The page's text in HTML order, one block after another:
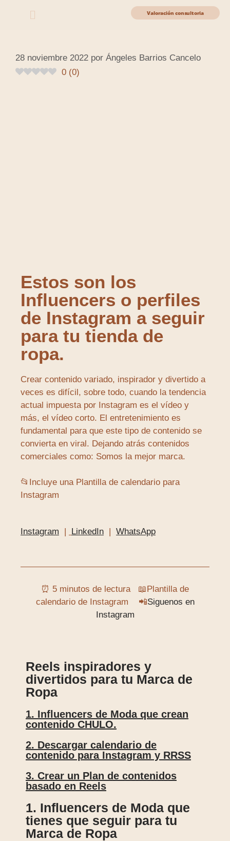
Valoración consultoria
28 noviembre 2022 por Ángeles Barrios Cancelo
0 (0)
Estos son los
Influencers o perfiles
de Instagram a seguir
para tu tienda de
ropa.
Crear contenido variado, inspirador y divertido a
veces es difícil, sobre todo, cuando la tendencia
actual impuesta por Instagram es el vídeo y
más, el vídeo corto. El entretenimiento es
fundamental para que este tipo de contenido se
convierta en viral. Dejando atrás contenidos
comerciales como: Somos la mejor marca.
📂Incluye una Plantilla de calendario para
Instagram
Instagram | LinkedIn | WhatsApp
⏰ 5 minutos de lectura 📖Plantilla de
calendario de Instagram 📲Siguenos en
Instagram
Reels inspiradores y
divertidos para tu Marca de
Ropa
1. Influencers de Moda que crean
contenido CHULO.
2. Descargar calendario de
contenido para Instagram y RRSS
3. Crear un Plan de contenidos
basado en Reels
1. Influencers de Moda que
tienes que seguir para tu
Marca de Ropa